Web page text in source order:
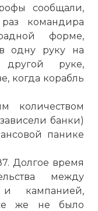
сообщали,
командира
форме,
одну руку на
руке,
когда корабль
количеством
банки)
панике
Долгое время
между
и кампанией,
же не было
- часть
Америки".